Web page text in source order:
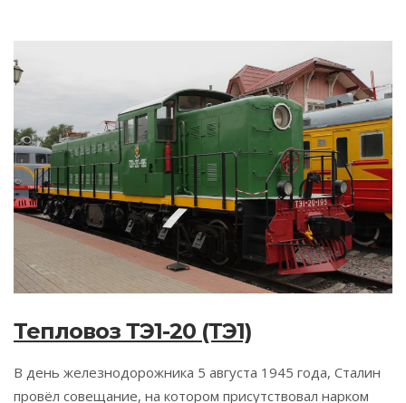
Тепловоз ТЭ1-20 (ТЭ1)
В день железнодорожника 5 августа 1945 года, Сталин
провёл совещание, на котором присутствовал нарком